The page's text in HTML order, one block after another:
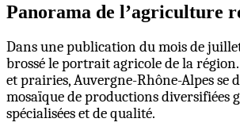
Panorama de l’agriculture
Dans une publication du mois de
brossé le portrait agricole de la
et prairies, Auvergne-Rhône-Alpes se
mosaïque de productions diversifiées
spécialisées et de qualité.